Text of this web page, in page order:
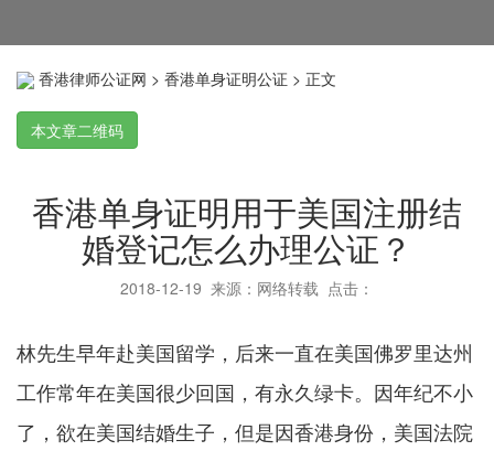
香港律师公证网 > 香港单身证明公证 > 正文
本文章二维码
香港单身证明用于美国注册结
婚登记怎么办理公证？
2018-12-19 来源：网络转载 点击：
林先生早年赴美国留学，后来一直在美国佛罗里达州
工作常年在美国很少回国，有永久绿卡。因年纪不小
了，欲在美国结婚生子，但是因香港身份，美国法院